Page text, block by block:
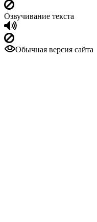
Озвучивание текста
Обычная версия сайта